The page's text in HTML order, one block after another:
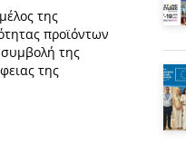
της
προϊόντων
συμβολή της
της